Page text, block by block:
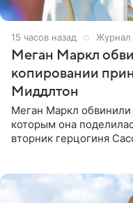
15 часов назад Журнал
Меган Маркл
копировании
Миддлтон
Меган Маркл обвинили
которым она
вторник герцогиня